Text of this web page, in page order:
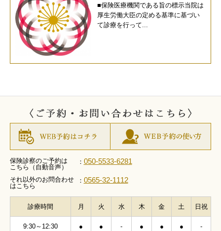
■保険医療機関である旨の標示当院は
厚生労働大臣の定める基準に基づい
て診療を行って...
保険診察のご予約は
こちら（自動音声）
： 050-5533-6281
それ以外のお問合わせ
はこちら
： 0565-32-1112
診療時間 月 火 水 木 金 土 日祝
9:30～12:30 ● ● - ● ● ● -